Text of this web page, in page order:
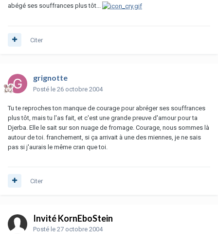
abégé ses souffrances plus tôt...
Citer
grignotte
Posté le 26 octobre 2004
Tu te reproches ton manque de courage pour abréger ses souffrances
plus tôt, mais tu l'as fait, et c'est une grande preuve d'amour pour ta
Djerba. Elle le sait sur son nuage de fromage. Courage, nous sommes là
autour de toi. franchement, si ça arrivait à une des miennes, je ne sais
pas si j'aurais le même cran que toi.
Citer
Invité KornEboStein
Posté le 27 octobre 2004